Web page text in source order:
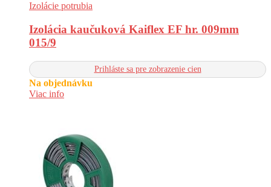
Izolácie potrubia
Izolácia kaučuková Kaiflex EF hr. 009mm
015/9
Prihláste sa pre zobrazenie cien
Na objednávku
Viac info